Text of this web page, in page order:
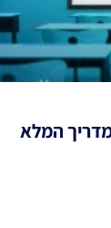
המלא